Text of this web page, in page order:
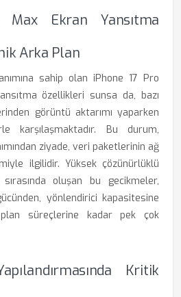
Ekran Yansıtma
Arka Plan
sahip olan iPhone 17 Pro
özellikleri sunsa da, bazı
görüntü aktarımı yaparken
karşılaşmaktadır. Bu durum,
ziyade, veri paketlerinin ağ
ilgilidir. Yüksek çözünürlüklü
oluşan bu gecikmeler,
yönlendirici kapasitesine
plan süreçlerine kadar pek çok
Kritik